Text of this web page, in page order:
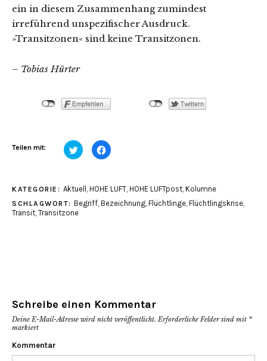
ein in diesem Zusammenhang zumindest
irreführend unspezifischer Ausdruck.
»Transitzonen« sind keine Transitzonen.
– Tobias Hürter
Teilen mit: Klick,
um
teilen
(Wird
neuem
Klick,
um
(Wird
neuem
KATEGORIE: Aktuell HOHE LUFT, HOHE LUFTpost, Kolumne
SCHLAGWORT: Begriff Bezeichnung Flüchtlinge Flüchtlingskrise
Transit Transitzone
Schreibe einen Kommentar
Deine E-Mail-Adresse wird nicht veröffentlicht. Erforderliche Felder sind mit *
markiert
Kommentar